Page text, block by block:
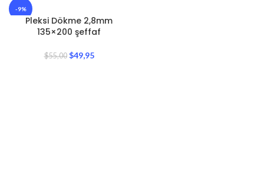
-9%
Pleksi Dökme 2,8mm
135×200 şeffaf
$55,00 $49,95